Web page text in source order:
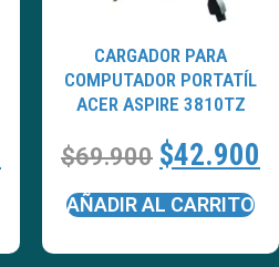
CARGADOR PARA
COMPUTADOR PORTATÍL
ACER ASPIRE 3810TZ
$69.900 $42.900
AÑADIR AL CARRITO